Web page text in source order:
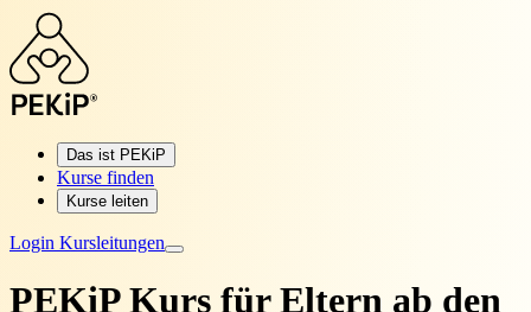
Das ist PEKiP
Kurse finden
Kurse leiten
Login Kursleitungen
PEKiP Kurs für Eltern ab den